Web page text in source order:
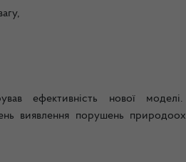
ефективність нової
виявлення порушень